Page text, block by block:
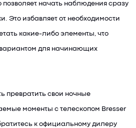
позволяет начать наблюдения сразу
Это избавляет от необходимости
какие-либо элементы, что
для начинающих
превратить свои ночные
моменты с телескопом Bresser
к официальному дилеру